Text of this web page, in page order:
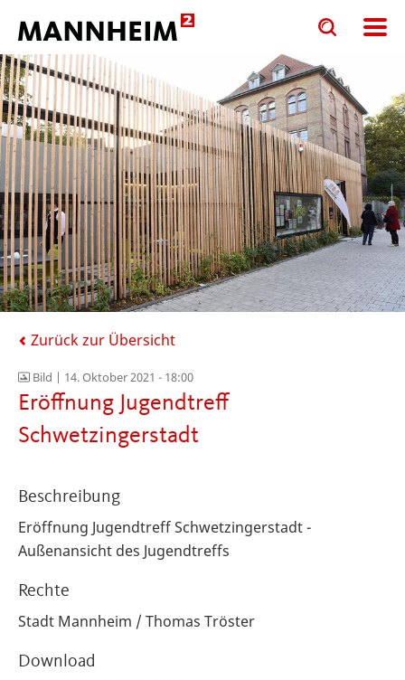
Toggle
search
form
Toggle
search
Zurück zur Übersicht
Bild | 14. Oktober 2021 - 18:00
Eröffnung Jugendtreff
Schwetzingerstadt
Beschreibung
Eröffnung Jugendtreff Schwetzingerstadt -
Außenansicht des Jugendtreffs
Rechte
Stadt Mannheim / Thomas Tröster
Download